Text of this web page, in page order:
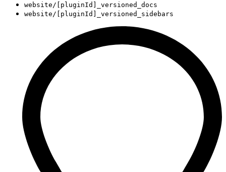
website/[pluginId]_versioned_docs
website/[pluginId]_versioned_sidebars